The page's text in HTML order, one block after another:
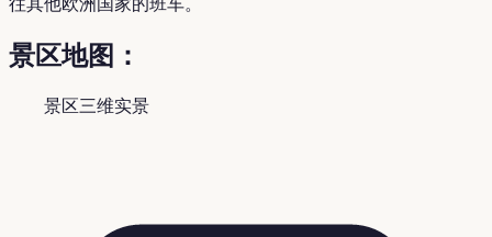
景区地图：
景区三维实景